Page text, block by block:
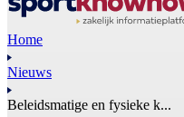
Home
Nieuws
Beleidsmatige en fysieke k...